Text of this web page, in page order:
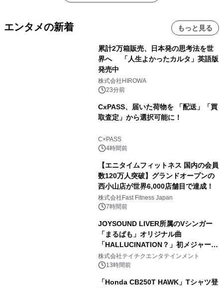
エンタメの新着 もっと見る
累計2万箱販売、日本発の思考法を世
界へ 「人生よかったカルタ」英語版
発売中
株式会社HIROWA
23分前
CxPASS、届いた荷物を 「配送」「買
取査定」から選択可能に！
C×PASS
4時間前
【エニタイムフィットネス 国内の会員
数120万人突破】グランドオープンの
西小山店が世界6,000店舗目で達成！
株式会社Fast Fitness Japan
7時間前
JOYSOUND LIVER所属のVシンガー
「まるぱも」オリジナル曲
「HALLUCINATION？」初メジャー配
信リリース決定！
株式会社テイチクエンタテインメント
13時間前
「Honda CB250T HAWK」Tシャツ登